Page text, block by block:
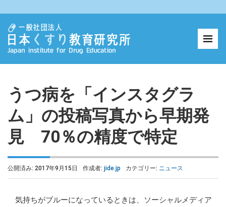
うつ病を「インスタグラ
ム」の投稿写真から早期発
見 70％の精度で特定
公開済み: 2017年9月15日 作成者: jide.jp カテゴリー: ニュース
気持ちがブルーになっているときは、ソーシャルメディア